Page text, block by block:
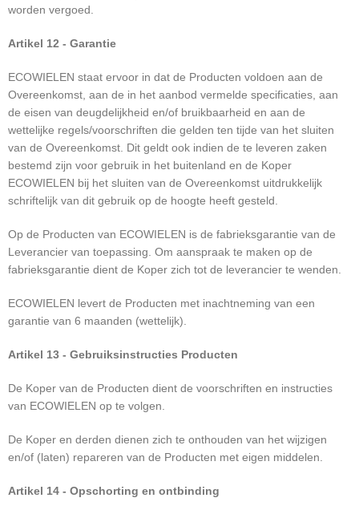
worden vergoed.
Artikel 12 - Garantie
ECOWIELEN staat ervoor in dat de Producten voldoen aan de
Overeenkomst, aan de in het aanbod vermelde specificaties, aan
de eisen van deugdelijkheid en/of bruikbaarheid en aan de
wettelijke regels/voorschriften die gelden ten tijde van het sluiten
van de Overeenkomst. Dit geldt ook indien de te leveren zaken
bestemd zijn voor gebruik in het buitenland en de Koper
ECOWIELEN bij het sluiten van de Overeenkomst uitdrukkelijk
schriftelijk van dit gebruik op de hoogte heeft gesteld.
Op de Producten van ECOWIELEN is de fabrieksgarantie van de
Leverancier van toepassing. Om aanspraak te maken op de
fabrieksgarantie dient de Koper zich tot de leverancier te wenden.
ECOWIELEN levert de Producten met inachtneming van een
garantie van 6 maanden (wettelijk).
Artikel 13 - Gebruiksinstructies Producten
De Koper van de Producten dient de voorschriften en instructies
van ECOWIELEN op te volgen.
De Koper en derden dienen zich te onthouden van het wijzigen
en/of (laten) repareren van de Producten met eigen middelen.
Artikel 14 - Opschorting en ontbinding